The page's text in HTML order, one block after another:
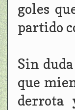
goles
partido
Sin
que
derrota